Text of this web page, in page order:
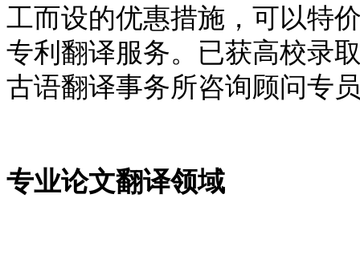
工而设的优惠措施，可以特
专利翻译服务。已获高校录
古语翻译事务所咨询顾问专
专业论文翻译领域